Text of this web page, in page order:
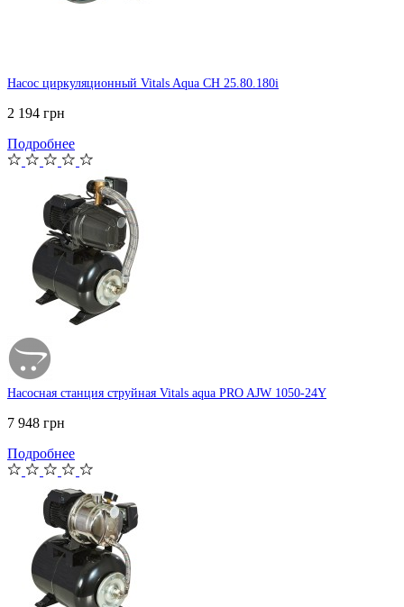
Насос циркуляционный Vitals Aqua CH 25.80.180i
2 194 грн
Подробнее
Насосная станция струйная Vitals aqua PRO AJW 1050-24Y
7 948 грн
Подробнее